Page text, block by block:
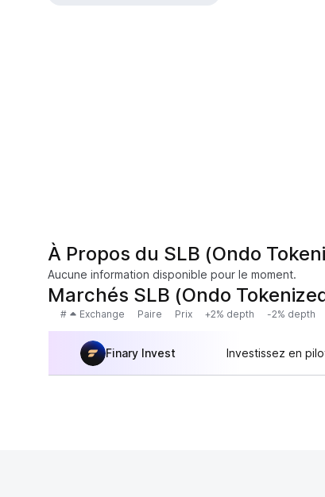
À Propos du SLB (Ondo
Aucune information disponible pour le moment.
Marchés SLB (Ondo
# Exchange Paire Prix +2% depth -2% depth
Finary Invest Investissez en